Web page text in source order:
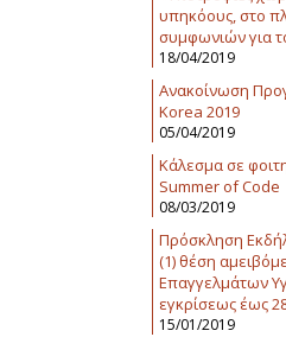
υπηκόους, στο
συμφωνιών για
18/04/2019
Ανακοίνωση
Korea 2019
05/04/2019
Κάλεσμα σε
Summer of Code
08/03/2019
Πρόσκληση
(1) θέση
Επαγγελμάτων
εγκρίσεως έως
15/01/2019